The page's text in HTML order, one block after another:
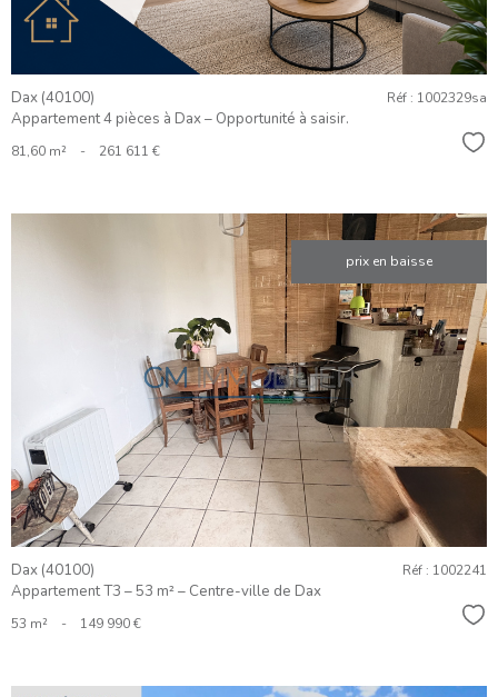
Dax (40100)
Appartement 4 pièces à Dax – Opportunité à saisir.
Réf : 1002329sa
81,60 m² - 261 611 €
prix en baisse
VOIR LE
BIEN
Dax (40100)
Appartement T3 – 53 m² – Centre-ville de Dax
Réf : 1002241
53 m² - 149 990 €